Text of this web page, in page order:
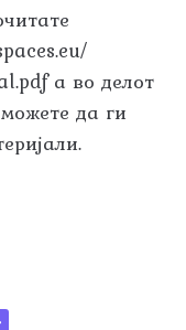
а во делот
да ги